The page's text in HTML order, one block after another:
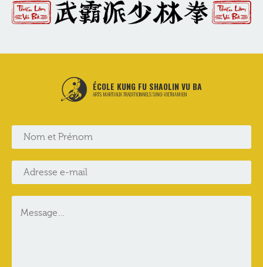
ÉCOLE KUNG FU SHAOLIN VU BA
ARTS MARTIAUX TRADITIONNELS SINO-VIETNAMIEN